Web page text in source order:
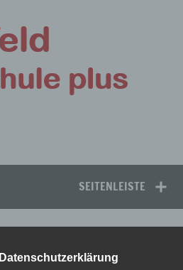
SEITENLEISTE
Datenschutzerklärung